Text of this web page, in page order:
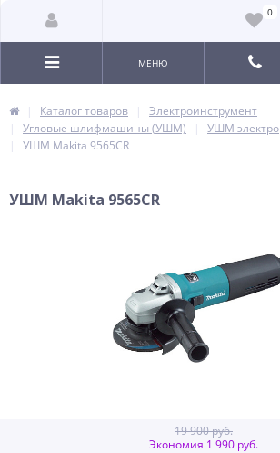
0
МЕНЮ
Каталог товаров
Электроинструмент
Угловые шлифмашины (УШМ)
УШМ электро
УШМ Makita 9565CR
УШМ Makita 9565CR
19 900 руб.
Экономия 1 990 руб.